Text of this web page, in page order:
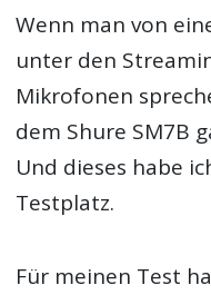
Wenn man von
unter den
Mikrofonen
dem Shure SM7B
Und dieses habe
Testplatz.
Für meinen Test